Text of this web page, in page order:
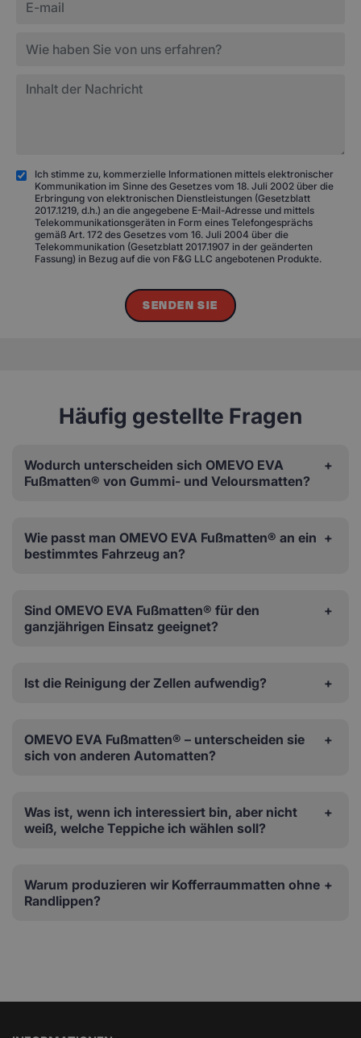
Ich stimme zu, kommerzielle Informationen mittels elektronischer
Kommunikation im Sinne des Gesetzes vom 18. Juli 2002 über die
Erbringung von elektronischen Dienstleistungen (Gesetzblatt
2017.1219, d.h.) an die angegebene E-Mail-Adresse und mittels
Telekommunikationsgeräten in Form eines Telefongesprächs
gemäß Art. 172 des Gesetzes vom 16. Juli 2004 über die
Telekommunikation (Gesetzblatt 2017.1907 in der geänderten
Fassung) in Bezug auf die von F&G LLC angebotenen Produkte.
SENDEN SIE
Häufig gestellte Fragen
Wodurch unterscheiden sich OMEVO EVA
Fußmatten® von Gummi- und Veloursmatten?
Wie passt man OMEVO EVA Fußmatten® an ein
bestimmtes Fahrzeug an?
Sind OMEVO EVA Fußmatten® für den
ganzjährigen Einsatz geeignet?
Ist die Reinigung der Zellen aufwendig?
OMEVO EVA Fußmatten® – unterscheiden sie
sich von anderen Automatten?
Was ist, wenn ich interessiert bin, aber nicht
weiß, welche Teppiche ich wählen soll?
Warum produzieren wir Kofferraummatten ohne
Randlippen?